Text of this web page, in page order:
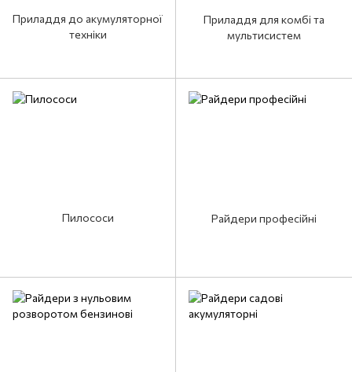
Приладдя до акумуляторної
техніки
Приладдя для комбі та
мультисистем
Пилососи Райдери професійні